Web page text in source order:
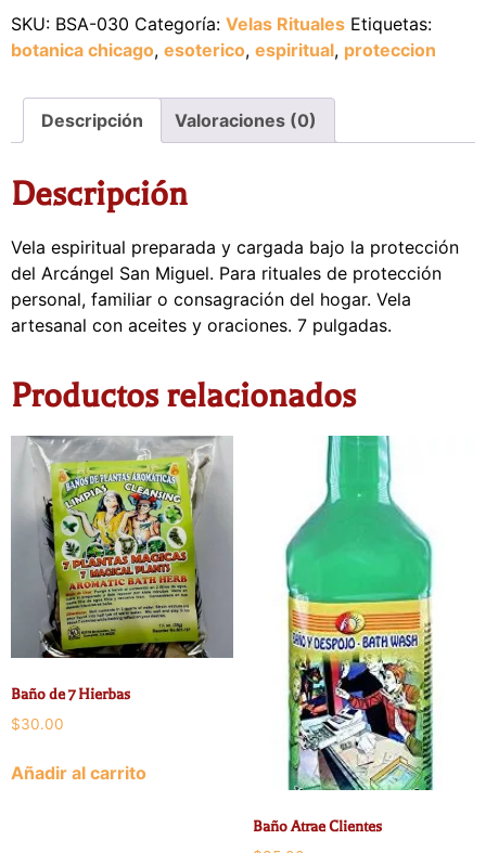
SKU: BSA-030 Categoría: Velas Rituales Etiquetas:
botanica chicago, esoterico, espiritual, proteccion
Descripción Valoraciones (0)
Descripción
Vela espiritual preparada y cargada bajo la protección
del Arcángel San Miguel. Para rituales de protección
personal, familiar o consagración del hogar. Vela
artesanal con aceites y oraciones. 7 pulgadas.
Productos relacionados
Baño de 7 Hierbas
$30.00
Añadir al carrito
Baño Atrae Clientes